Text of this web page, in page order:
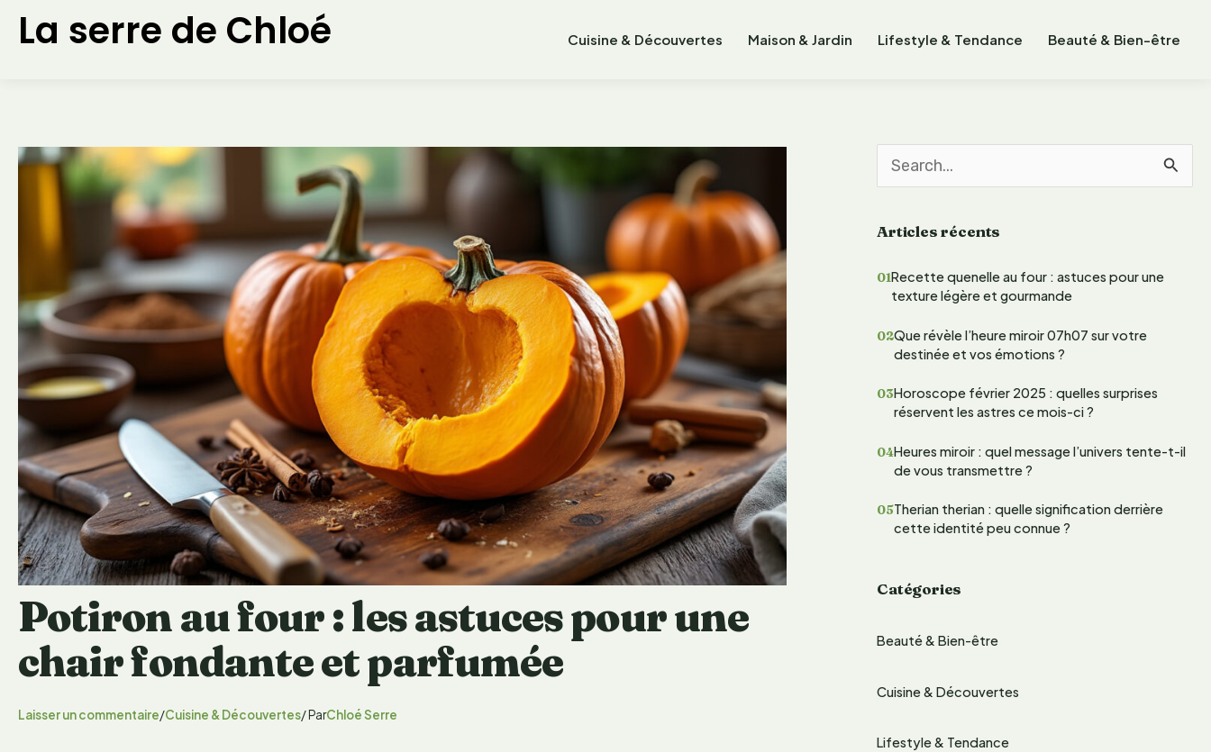
contenu
La serre de Chloé Cuisine & Découvertes Maison & Jardin Lifestyle & Tendance Beauté & Bien-être
Potiron au four : les astuces pour une
chair fondante et parfumée
Laisser un commentaire/Cuisine & Découvertes/ ParChloé Serre
c
r
h
r
Articles récents
Recette quenelle au four : astuces pour une
texture légère et gourmande
Que révèle l’heure miroir 07h07 sur votre
destinée et vos émotions ?
Horoscope février 2025 : quelles surprises
réservent les astres ce mois-ci ?
Heures miroir : quel message l’univers tente-t-il
de vous transmettre ?
Therian therian : quelle signification derrière
cette identité peu connue ?
Catégories
Beauté & Bien-être
Cuisine & Découvertes
Lifestyle & Tendance